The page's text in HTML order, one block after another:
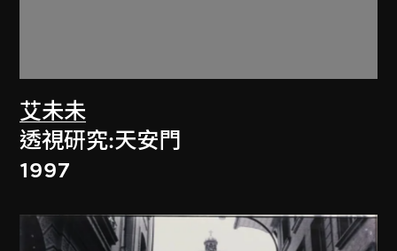
艾未未
透視研究:天安門
1997